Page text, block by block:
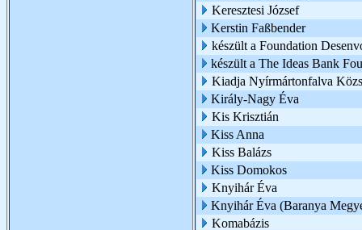
Keresztesi József
Kerstin Faßbender
készült a Foundation
készült a The Ideas Bank
Kiadja Nyírmártonfalva
Király-Nagy Éva
Kis Krisztián
Kiss Anna
Kiss Balázs
Kiss Domokos
Knyihár Éva
Knyihár Éva (Baranya
Komabázis